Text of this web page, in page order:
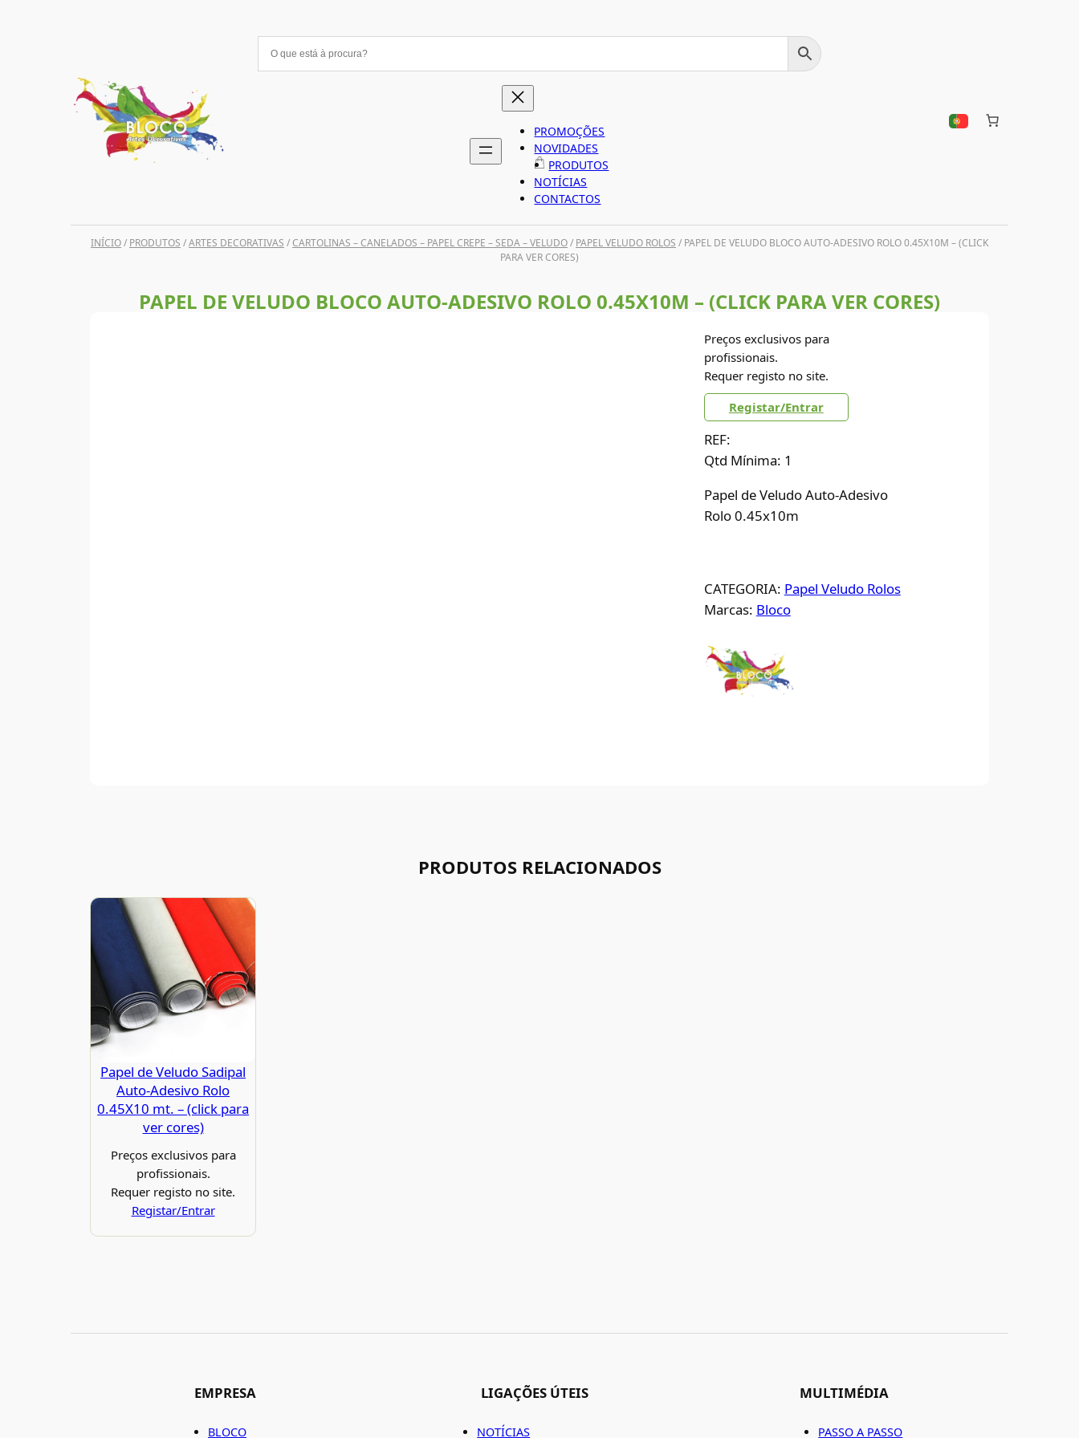
PROMOÇÕES
NOVIDADES
PRODUTOS
NOTÍCIAS
CONTACTOS
INÍCIO/ PRODUTOS /ARTES DECORATIVAS /CARTOLINAS – CANELADOS – PAPEL CREPE – SEDA – VELUDO/ PAPEL VELUDO ROLOS / PAPEL DE VELUDO BLOCO AUTO-ADESIVO ROLO 0.45X10M – (CLICK
PARA VER CORES)
PAPEL DE VELUDO BLOCO AUTO-ADESIVO ROLO 0.45X10M – (CLICK PARA VER CORES)
Preços exclusivos para
profissionais.
Requer registo no site.
Registar/Entrar
REF:
Qtd Mínima: 1
Papel de Veludo Auto-Adesivo
Rolo 0.45x10m
CATEGORIA: Papel Veludo Rolos
Marcas: Bloco
PRODUTOS RELACIONADOS
Papel de Veludo Sadipal
Auto-Adesivo Rolo
0.45X10 mt. – (click para
ver cores)
Preços exclusivos para
profissionais.
Requer registo no site.
Registar/Entrar
EMPRESA
BLOCO
LIGAÇÕES ÚTEIS
NOTÍCIAS
MULTIMÉDIA
PASSO A PASSO